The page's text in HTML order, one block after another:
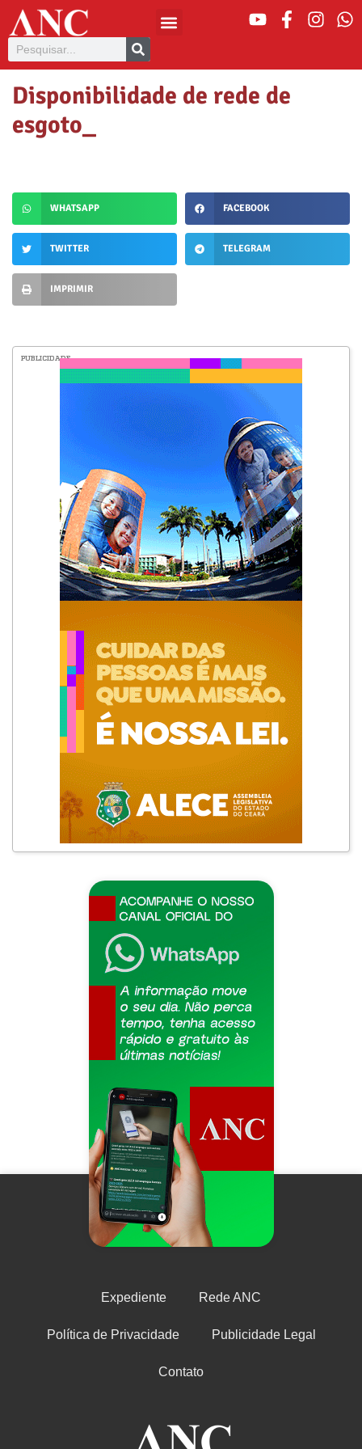
Disponibilidade de rede de
esgoto_
WHATSAPP FACEBOOK
TWITTER TELEGRAM
IMPRIMIR
PUBLICIDADE
Expediente Rede ANC
Política de Privacidade Publicidade Legal
Contato